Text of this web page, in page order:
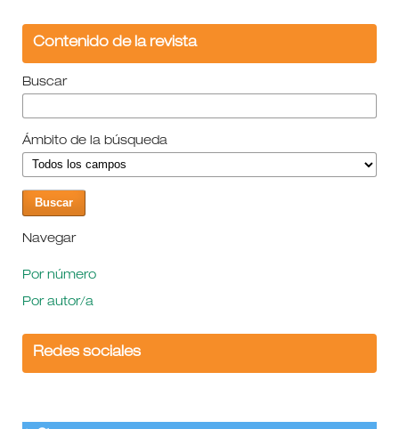
Contenido de la revista
Buscar
Ámbito de la búsqueda
Navegar
Por número
Por autor/a
Redes sociales